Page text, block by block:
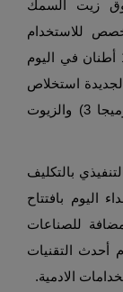
زيت السمك
للاستخدام
الادمي في الدقم وبطاقة إنتاجية تصل الى 10 أطنان في اليوم
استخلاص
الاحماض الدهنية الموجودة في الأسماك (اوميجا 3) والزيوت
بالتكليف
اليوم بافتتاح
للصناعات
أحدث التقنيات
الادمية.